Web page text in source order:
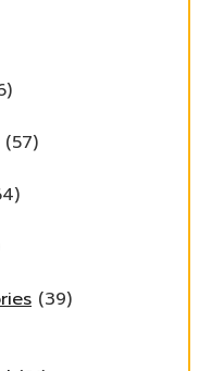
(57)
(39)